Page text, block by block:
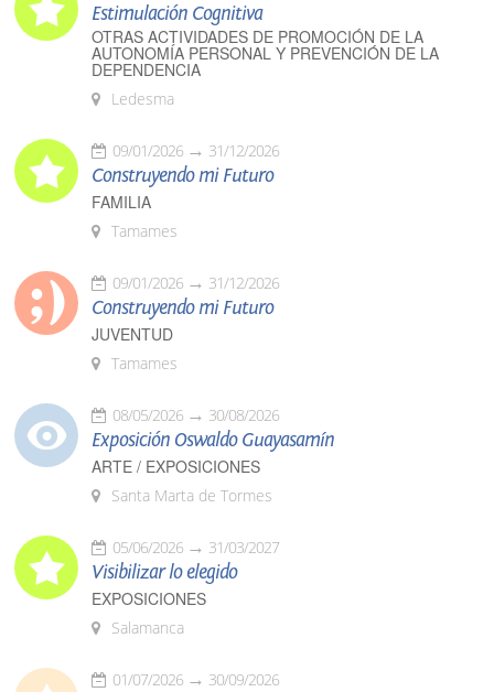
Estimulación Cognitiva
OTRAS ACTIVIDADES DE PROMOCIÓN DE LA
AUTONOMÍA PERSONAL Y PREVENCIÓN DE LA
DEPENDENCIA
Ledesma
09/01/2026 31/12/2026
Construyendo mi Futuro
FAMILIA
Tamames
09/01/2026 31/12/2026
Construyendo mi Futuro
JUVENTUD
Tamames
08/05/2026 30/08/2026
Exposición Oswaldo Guayasamín
ARTE / EXPOSICIONES
Santa Marta de Tormes
05/06/2026 31/03/2027
Visibilizar lo elegido
EXPOSICIONES
Salamanca
01/07/2026 30/09/2026